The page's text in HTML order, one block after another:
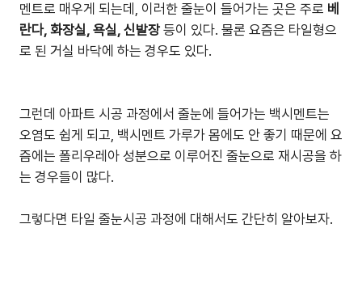
멘트로 매우게 되는데, 이러한 줄눈이 들어가는 곳은 주로 베
란다, 화장실, 욕실, 신발장 등이 있다. 물론 요즘은 타일형으
로 된 거실 바닥에 하는 경우도 있다.
그런데 아파트 시공 과정에서 줄눈에 들어가는 백시멘트는
오염도 쉽게 되고, 백시멘트 가루가 몸에도 안 좋기 때문에 요
즘에는 폴리우레아 성분으로 이루어진 줄눈으로 재시공을 하
는 경우들이 많다.
그렇다면 타일 줄눈시공 과정에 대해서도 간단히 알아보자.